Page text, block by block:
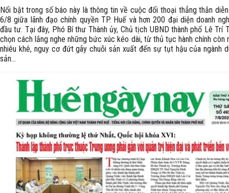
Nổi bật trong số báo này là thông tin về cuộc đối thoại thẳng thắn
6/8 giữa lãnh đạo chính quyền TP. Huế và hơn 200 đại diện doanh
đầu tư. Tại đây, Phó Bí thư Thành ủy, Chủ tịch UBND thành phố Lê Trí
chọn cách lắng nghe những bức xúc kéo dài, từ thủ tục hành chính còn
nhiêu khê, nguy cơ đứt gãy chuỗi sản xuất đến sự tụt hậu của ngành
sản...